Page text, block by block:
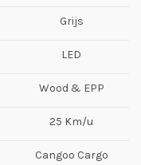
Grijs
LED
Wood & EPP
25 Km/u
Cangoo Cargo